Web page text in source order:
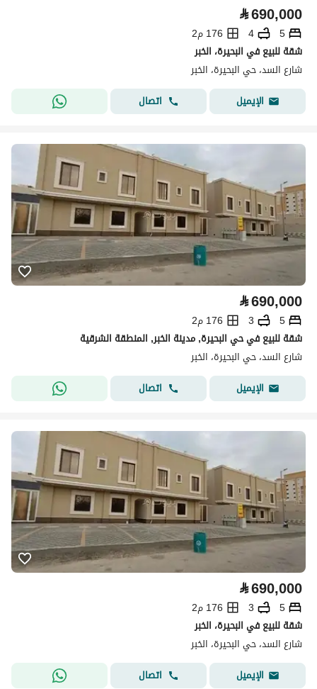
⃁690,000
5
4
176 م2
شقة للبيع في البحيرة، الخبر
شارع السد، حي البحيرة، الخبر
الإيميل
اتصال
⃁690,000
5
3
176 م2
شقة للبيع في حي البحيرة, مدينة الخبر, المنطقة الشرقية
شارع السد، حي البحيرة، الخبر
الإيميل
اتصال
⃁690,000
5
3
176 م2
شقة للبيع في البحيرة، الخبر
شارع السد، حي البحيرة، الخبر
الإيميل
اتصال